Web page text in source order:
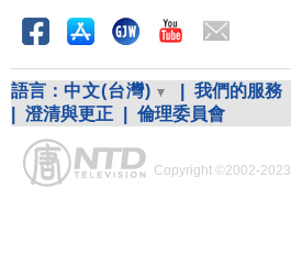
語言： 中文(台灣) 我們的服務
澄清與更正 倫理委員會
Copyright ©2002-2023